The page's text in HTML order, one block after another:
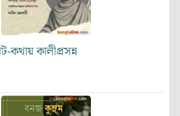
কথায় কালীপ্রসন্ন